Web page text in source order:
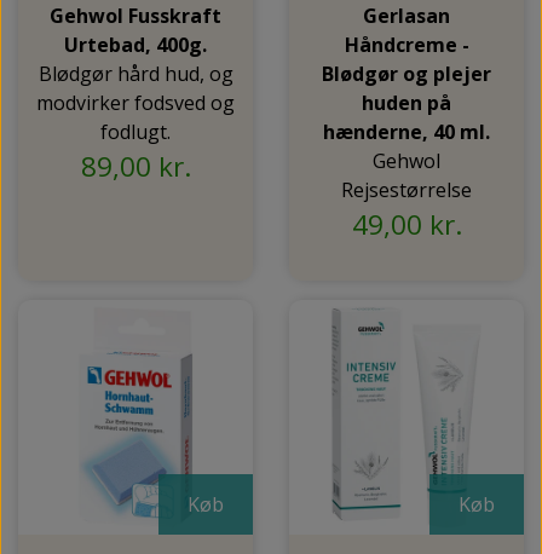
Gehwol Fusskraft
Urtebad, 400g.
Blødgør hård hud, og
modvirker fodsved og
fodlugt.
89,00 kr.
Gerlasan
Håndcreme -
Blødgør og plejer
huden på
hænderne, 40 ml.
Gehwol
Rejsestørrelse
49,00 kr.
Køb Køb